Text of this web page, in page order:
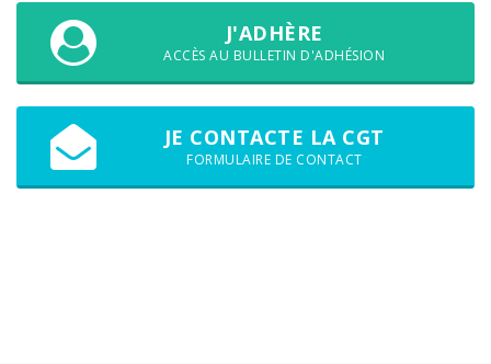
J'ADHÈRE
ACCÈS AU BULLETIN D'ADHÉSION
JE CONTACTE LA CGT
FORMULAIRE DE CONTACT